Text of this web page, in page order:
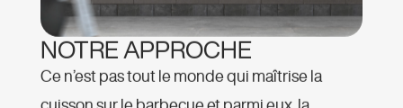
NOTRE APPROCHE
Ce n’est pas tout le monde qui maîtrise la
cuisson sur le barbecue et parmi eux, la